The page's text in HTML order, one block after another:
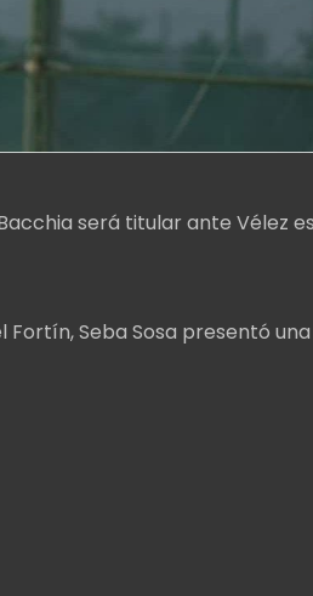
será titular ante Vélez
Fortín, Seba Sosa presentó